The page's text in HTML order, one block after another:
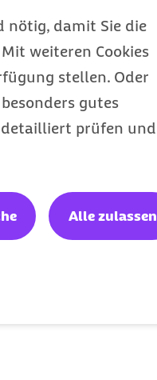
nötig, damit Sie die
weiteren Cookies
stellen. Oder
gutes
detailliert prüfen und
Alle zulassen